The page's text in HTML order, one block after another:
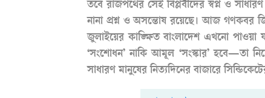
তবে রাজপথের সেই বিপ্লবীদের স্বপ্ন ও
নানা প্রশ্ন ও অসন্তোষ রয়েছে। আজ গণকবর
জুলাইয়ের কাঙ্ক্ষিত বাংলাদেশ এখনো পাওয়া
‘সংশোধন’ নাকি আমূল ‘সংস্কার’ হবে—তা
সাধারণ মানুষের নিত্যদিনের বাজারে